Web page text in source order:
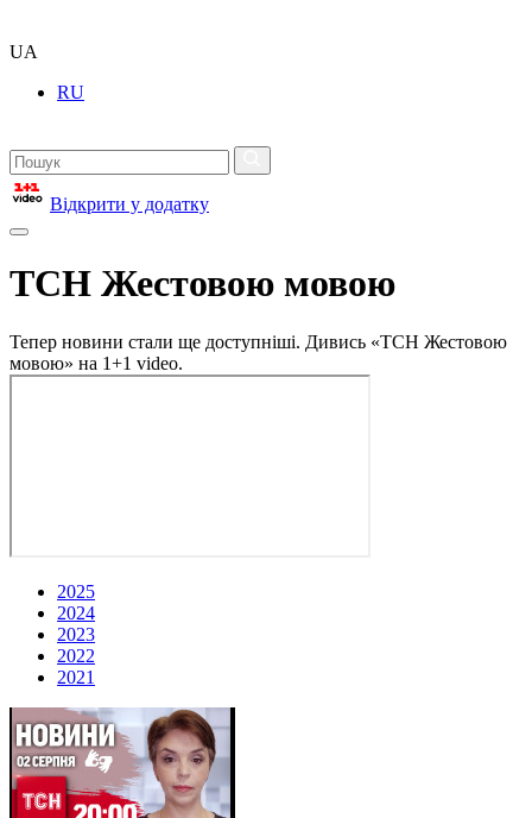
UA
RU
Відкрити у додатку
ТСН Жестовою мовою
Тепер новини стали ще доступніші. Дивись «ТСН Жестовою
мовою» на 1+1 video.
2025
2024
2023
2022
2021